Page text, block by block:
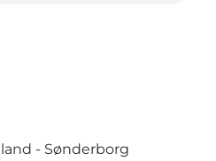
- Sønderborg